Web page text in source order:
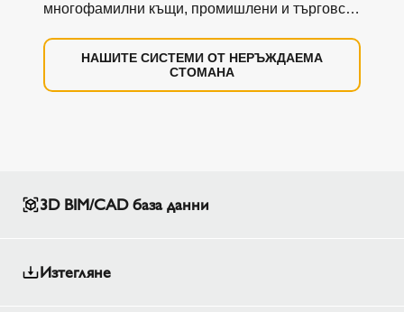
многофамилни къщи, промишлени и търговски
едностенни,...
НАШИТЕ СИСТЕМИ ОТ НЕРЪЖДАЕМА
СТОМАНА
3D BIM/CAD база данни
Изтегляне